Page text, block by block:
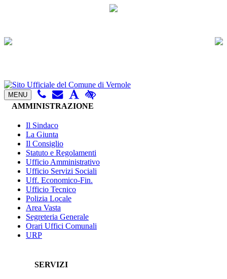
MENU
AMMINISTRAZIONE
Il Sindaco
La Giunta
Il Consiglio
Statuto e Regolamenti
Ufficio Amministrativo
Ufficio Servizi Sociali
Uff. Economico-Fin.
Ufficio Tecnico
Polizia Locale
Area Vasta
Segreteria Generale
Orari Uffici Comunali
URP
SERVIZI